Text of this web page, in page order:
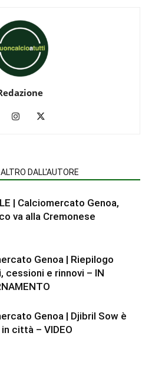
ALTRO DALL'AUTORE
| Calciomercato Genoa,
va alla Cremonese
Genoa | Riepilogo
cessioni e rinnovi – IN
Genoa | Djibril Sow è
città – VIDEO